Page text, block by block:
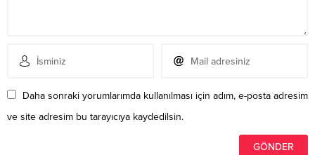
Daha sonraki yorumlarımda kullanılması için adım, e-posta adresim
ve site adresim bu tarayıcıya kaydedilsin.